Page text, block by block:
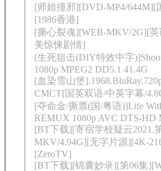
[师姐撞邪][DVD-MP4/644M][
[1986香港]
[撕心裂魂][WEB-MKV/2G][英
美惊悚剧情]
[生死狙击(DIY特效中字
1080p MPEG2 DD5.1 41.4G
[血染雪山堡
CMCT[国英双语/中英字幕/
[夺命金/撕票(国/粤语)]Life
REMUX 1080p AVC DTS-HD
[BT下载][寄宿学校疑云2021.
MKV/4.94G][无字片源][4K-
[ZeroTV]
[BT下载][锦囊妙录][第06集